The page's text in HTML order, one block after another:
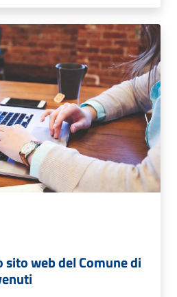
sito web del Comune di